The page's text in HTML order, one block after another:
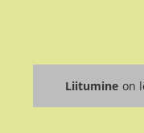
Liitumine on